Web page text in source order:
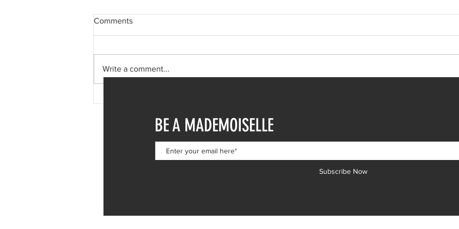
πλαστική επέμβαση – «Το
Comments
Write a comment...
BE A MADEMOISELLE
Subscribe Now